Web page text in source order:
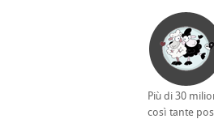
Più di 30
così tante